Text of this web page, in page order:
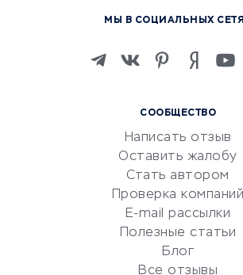
Изучение иностранных
Маркетинг и продажи
Репетиторство
Красота и здоровье
Сервисы по поиску работы
Сетевой маркетинг
СООБЩЕСТВО
Написать отзыв
Оставить жалобу
Стать автором
Проверка компаний
E-mail рассылки
Полезные статьи
Блог
Все отзывы
МЫ В СОЦИАЛЬНЫХ